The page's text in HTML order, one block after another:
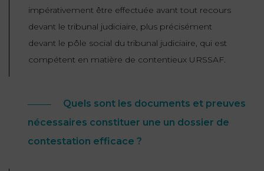
impérativement être effectuée avant tout recours
devant le tribunal judiciaire, plus précisément
devant le pôle social du tribunal judiciaire, qui est
compétent en matière de contentieux URSSAF.
Quels sont les documents et preuves
nécessaires constituer une un dossier de
contestation efficace ?